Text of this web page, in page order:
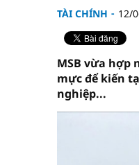
TÀI CHÍNH 12/
MSB vừa hợp
mực để kiến
nghiệp...